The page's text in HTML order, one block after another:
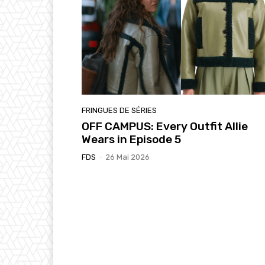
FRINGUES DE SÉRIES
OFF CAMPUS: Every Outfit Allie
Wears in Episode 5
FDS - 26 Mai 2026